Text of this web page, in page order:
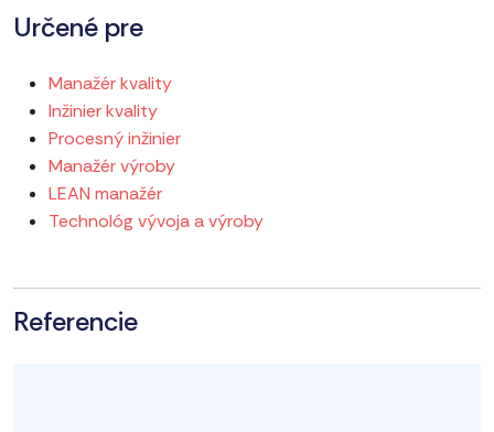
Určené pre
Manažér kvality
Inžinier kvality
Procesný inžinier
Manažér výroby
LEAN manažér
Technológ vývoja a výroby
Referencie